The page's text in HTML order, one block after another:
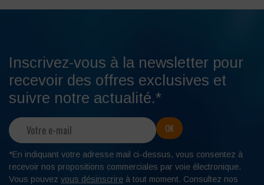
Inscrivez-vous à la newsletter pour
recevoir des offres exclusives et
suivre notre actualité.*
*En indiquant votre adresse mail ci-dessus, vous consentez à
recevoir nos propositions commerciales par voie électronique.
Vous pouvez vous désinscrire à tout moment. Consultez nos